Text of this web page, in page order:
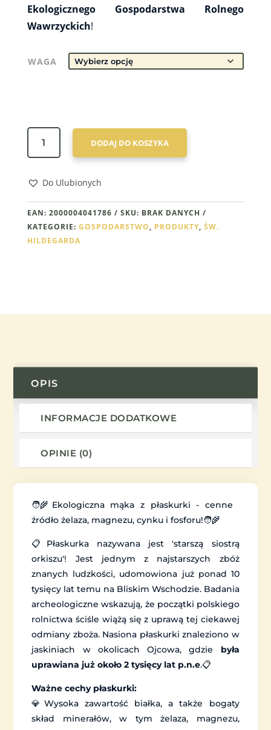
Ekologicznego Gospodarstwa Rolnego
Wawrzyckich!
WAGA
BIO
MĄKA
EKOLOGICZNA
DODAJ DO KOSZYKA
Do Ulubionych
EAN: 2000004041786 SKU: BRAK DANYCH
KATEGORIE: GOSPODARSTWO, PRODUKTY, ŚW.
HILDEGARDA
OPIS
INFORMACJE DODATKOWE
OPINIE (0)
🧑‍🌾Ekologiczna mąka z płaskurki - cenne
źródło żelaza, magnezu, cynku i fosforu!🧑‍🌾
📋Płaskurka nazywana jest 'starszą siostrą
orkiszu'! Jest jednym z najstarszych zbóż
znanych ludzkości, udomowiona już ponad 10
tysięcy lat temu na Bliskim Wschodzie. Badania
archeologiczne wskazują, że początki polskiego
rolnictwa ściśle wiążą się z uprawą tej ciekawej
odmiany zboża. Nasiona płaskurki znaleziono w
jaskiniach w okolicach Ojcowa, gdzie była
uprawiana już około 2 tysięcy lat p.n.e.📋
Ważne cechy płaskurki:
💎Wysoka zawartość białka, a także bogaty
skład minerałów, w tym żelaza, magnezu,